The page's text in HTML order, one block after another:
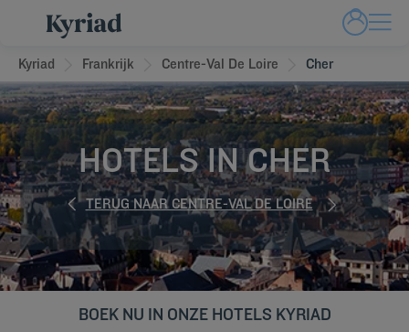
Kyriad Frankrijk Centre-Val De Loire Cher
HOTELS IN CHER
TERUG NAAR CENTRE-VAL DE LOIRE
BOEK NU IN ONZE HOTELS KYRIAD